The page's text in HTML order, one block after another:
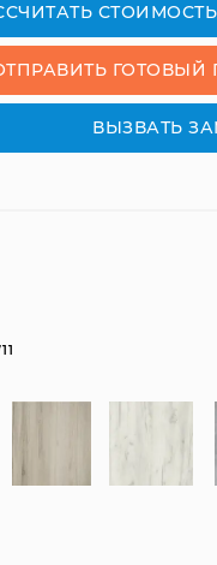
ГОТОВЫЙ
ВЫЗВАТЬ